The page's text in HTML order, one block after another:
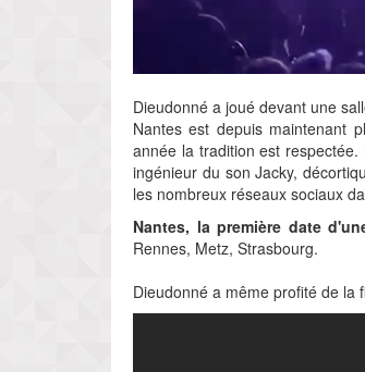
Dieudonné a joué devant une
Nantes est depuis maintenant
année la tradition est
ingénieur du son Jacky,
les nombreux réseaux sociaux
Nantes, la première date
Rennes, Metz, Strasbourg.
Dieudonné a même profité de la